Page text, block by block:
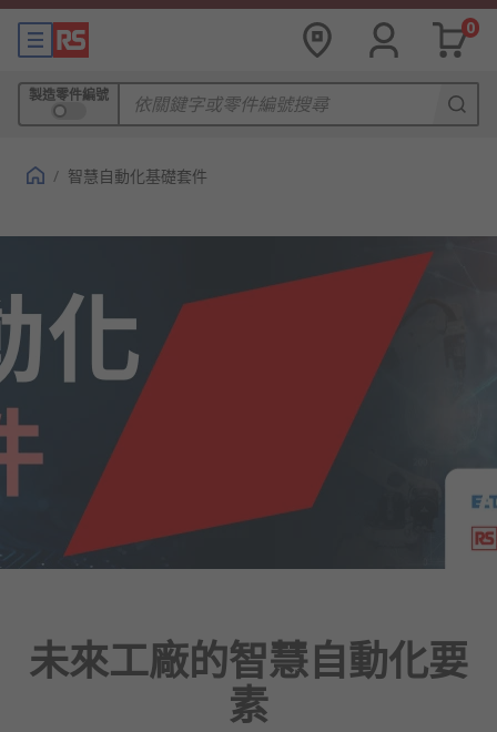
0
製造零件編號
/ 智慧自動化基礎套件
未來工廠的智慧自動化要
素